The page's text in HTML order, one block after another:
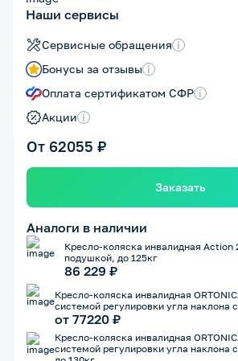
Наши сервисы
Сервисные обращения i
Бонусы за отзывы i
Оплата сертификатом СФР i
Акции i
От 62055 ₽
Заказать
Аналоги в наличии
Кресло-коляска инвалидная Action
подушкой, до 125кг
86 229 ₽
Кресло-коляска инвалидная
системой регулировки угла наклона
от 77220 ₽
Кресло-коляска инвалидная
системой регулировки угла наклона